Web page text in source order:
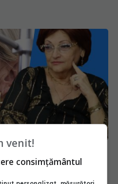
doar ca să scapi de
venit!
consimțământul